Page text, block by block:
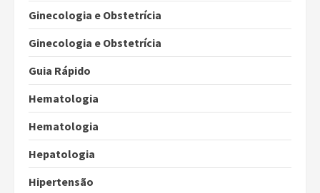
Ginecologia e Obstetrícia
Ginecologia e Obstetrícia
Guia Rápido
Hematologia
Hematologia
Hepatologia
Hipertensão